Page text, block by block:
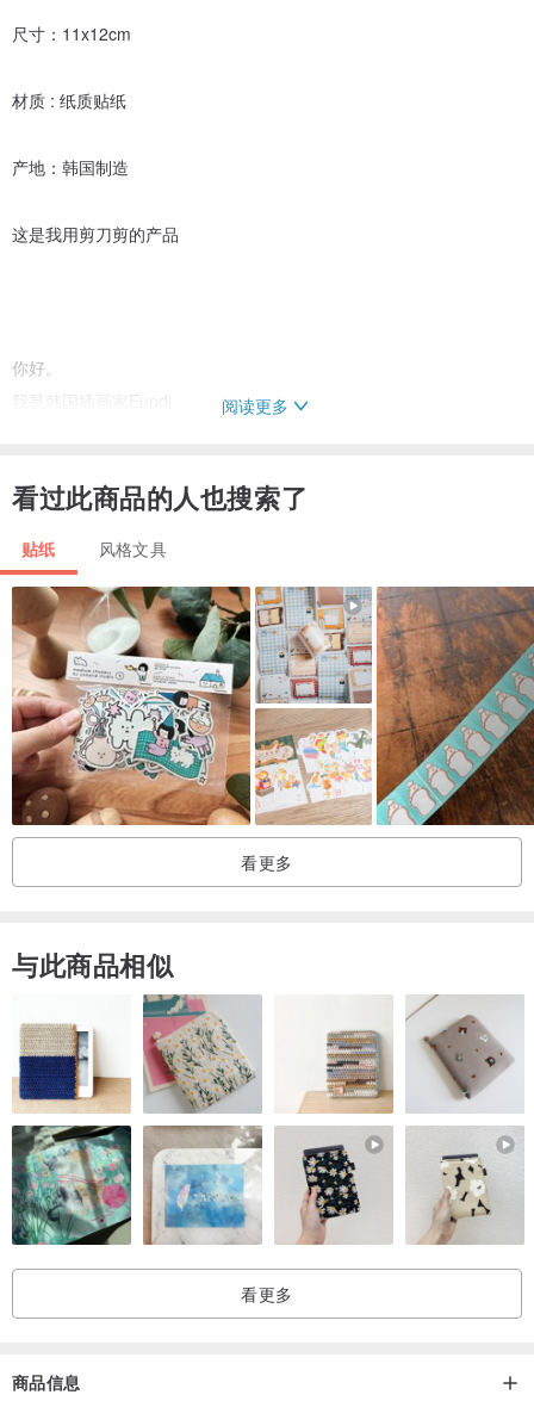
尺寸：11x12cm
材质 : 纸质贴纸
产地：韩国制造
这是我用剪刀剪的产品
你好。
我是韩国插画家Eundi。
即使有点慢也请您谅解。
我会努力工作的。
谢谢你喜欢我的画。
阅读更多
看过此商品的人也搜索了
贴纸 风格文具
看更多
与此商品相似
看更多
商品信息